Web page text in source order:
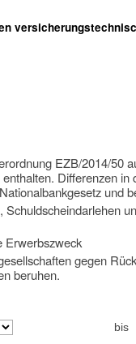
EZB/2014/50
Differenzen
und
Erwerbszweck
gegen
beruhen.
bis